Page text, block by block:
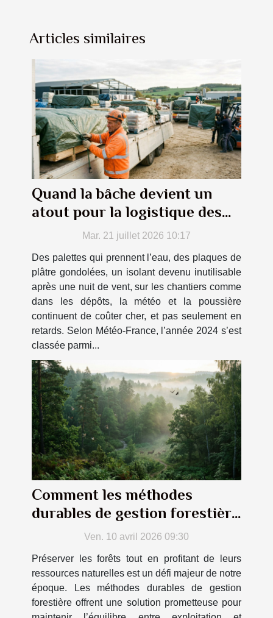
Articles similaires
Quand la bâche devient un
atout pour la logistique des
matériauxMar. 21 juillet 2026 10:17
Des palettes qui prennent l’eau, des plaques de
plâtre gondolées, un isolant devenu inutilisable
après une nuit de vent, sur les chantiers comme
dans les dépôts, la météo et la poussière
continuent de coûter cher, et pas seulement en
retards. Selon Météo-France, l’année 2024 s’est
classée parmi...
Comment les méthodes
durables de gestion forestière
peuvent-elles bénéficier à
l'écosystème ?
Ven. 10 avril 2026 09:30
Préserver les forêts tout en profitant de leurs
ressources naturelles est un défi majeur de notre
époque. Les méthodes durables de gestion
forestière offrent une solution prometteuse pour